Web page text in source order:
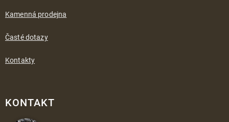
Kamenná prodejna
Časté dotazy
Kontakty
KONTAKT